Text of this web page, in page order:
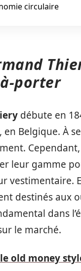
circulaire
porter
débute en
en Belgique. À
leur gamme
vestimentaire.
destinés aux
dans
le marché.
old money